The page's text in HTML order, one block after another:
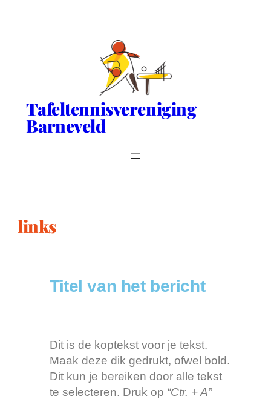
Tafeltennisvereniging
Barneveld
links
Titel van het bericht
Dit is de koptekst voor je tekst.
Maak deze dik gedrukt, ofwel bold.
Dit kun je bereiken door alle tekst
te selecteren. Druk op “Ctr. + A”